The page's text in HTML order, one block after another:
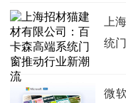
上
统
微